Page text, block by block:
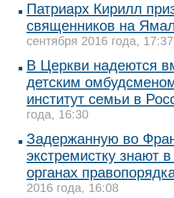
Патриарх Кирилл
священников на
сентября 2016 года, 17:37
В Церкви надеются
детским
институт семьи в
года, 16:30
Задержанную во
экстремистку знают
органах
2016 года, 16:08